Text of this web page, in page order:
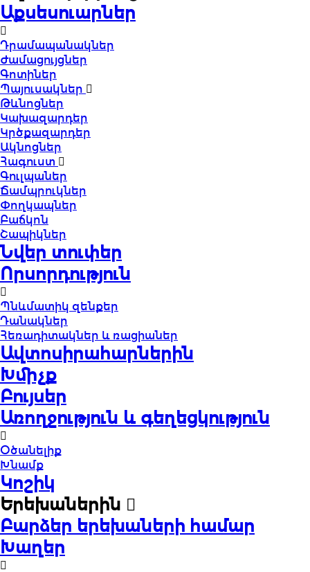
Աքսեսուարներ
Դրամապանակներ
Ժամացույցներ
Գոտիներ
Պայուսակներ
Թևնոցներ
Կախազարդեր
Կրծքազարդեր
Ակնոցներ
Հագուստ
Գուլպաներ
Ճամպրուկներ
Փողկապներ
Բաճկոն
Շապիկներ
Նվեր տուփեր
Որսորդություն
Պնևմատիկ զենքեր
Դանակներ
Հեռադիտակներ և ռացիաներ
Ավտոսիրահարներին
Խմիչք
Բույսեր
Առողջություն և գեղեցկություն
Օծանելիք
Խնամք
Կոշիկ
Երեխաներին
Բարձեր երեխաների համար
Խաղեր